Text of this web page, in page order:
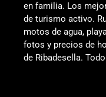
en familia. Los
de turismo activo.
motos de agua,
fotos y precios de
de Ribadesella.